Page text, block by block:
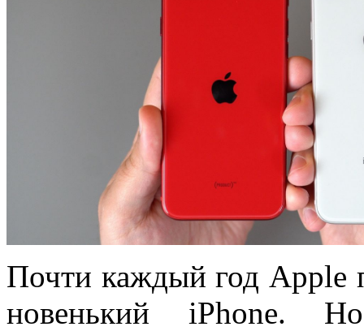
Почти каждый год Apple
новенький iPhone.